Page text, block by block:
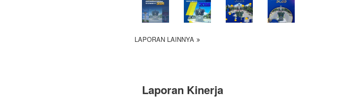
LAPORAN LAINNYA
Laporan Kinerja